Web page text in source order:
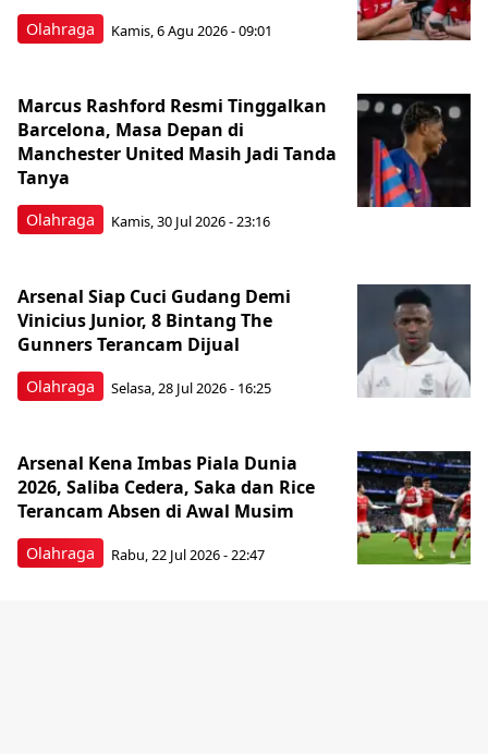
Olahraga Kamis, 6 Agu 2026 - 09:01
Olahraga
Marcus Rashford Resmi Tinggalkan
Barcelona, Masa Depan di
Manchester United Masih Jadi Tanda
Tanya
Kamis, 30 Jul 2026 - 23:16
Olahraga
Arsenal Siap Cuci Gudang Demi
Vinicius Junior, 8 Bintang The
Gunners Terancam Dijual
Selasa, 28 Jul 2026 - 16:25
Olahraga
Arsenal Kena Imbas Piala Dunia
2026, Saliba Cedera, Saka dan Rice
Terancam Absen di Awal Musim
Rabu, 22 Jul 2026 - 22:47